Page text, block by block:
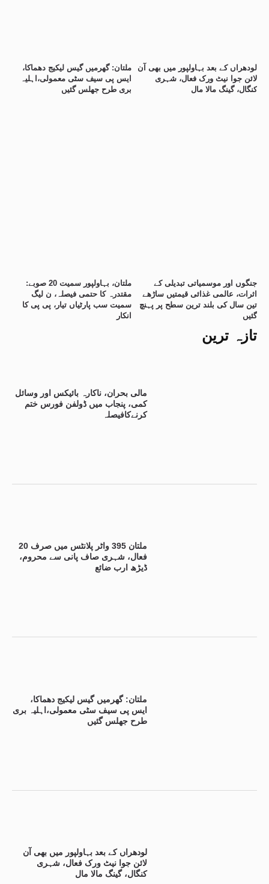
تازہ ترین
مالی بحران، ناکارہ بائیکس اور وسائل
کمی، پنجاب میں ڈولفن فورس ختم
کرنےکافیصلہ
ملتان 395 واٹر پلانٹس میں صرف 20
فعال، شہری صاف پانی سے محروم،
ڈیڑھ ارب ضائع
ملتان: گھرمیں گیس لیکیج دھماکا،
ایس پی سیف سٹی معمولی،اہلیہ بری
طرح جھلس گئیں
لودھراں کے بعد بہاولپور میں بھی آن
لائن جوا نیٹ ورک فعال، شہری
کنگال، گینگ مالا مال
ملتان: گھرمیں گیس لیکیج دھماکا،
ایس پی سیف سٹی معمولی،اہلیہ
بری طرح جھلس گئیں
لودھراں کے بعد بہاولپور میں بھی آن
لائن جوا نیٹ ورک فعال، شہری
کنگال، گینگ مالا مال
ملتان، بہاولپور سمیت 20 صوبے:
مقتدرہ کا حتمی فیصلہ، ن لیگ
سمیت سب پارٹیاں تیار، پی پی کا
انکار
جنگوں اور موسمیاتی تبدیلی کے
اثرات، عالمی غذائی قیمتیں ساڑھے
تین سال کی بلند ترین سطح پر پہنچ
گئیں